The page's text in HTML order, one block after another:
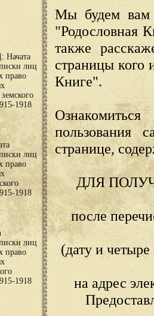
лиц
право
1918
лиц
право
1918
лиц
право
1918
Мы будем вам
"Родословная
также
страницы кого
Книге".
пользования
странице,
ДЛЯ
после
(дату и
на адрес